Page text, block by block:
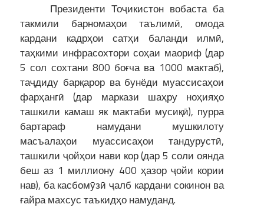
Президенти Тоҷикистон вобаста ба
такмили барномаҳои таълимӣ, омода
кардани кадрҳои сатҳи баланди илмӣ,
таҳкими инфрасохтори соҳаи маориф (дар
5 сол сохтани 800 боғча ва 1000 мактаб),
таҷдиду барқарор ва бунёди муассисаҳои
фарҳангӣ (дар маркази шаҳру ноҳияҳо
ташкили камаш як мактаби мусиқӣ), пурра
бартараф намудани мушкилоту
масъалаҳои муассисаҳои тандурустӣ,
ташкили ҷойҳои нави кор (дар 5 соли оянда
беш аз 1 миллиону 400 ҳазор ҷойи кории
нав), ба касбомӯзӣ ҷалб кардани сокинон ва
ғайра махсус таъкидҳо намуданд.